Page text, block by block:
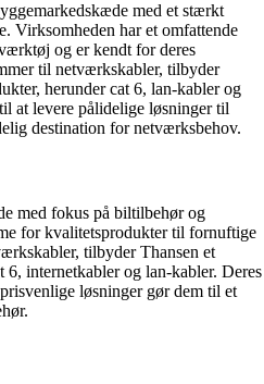
med et stærkt
Virksomheden har et omfattende
og er kendt for deres
til netværkskabler, tilbyder
herunder cat 6, lan-kabler og
at levere pålidelige løsninger til
destination for netværksbehov.
med fokus på biltilbehør og
for kvalitetsprodukter til fornuftige
tilbyder Thansen et
6, internetkabler og lan-kabler. Deres
løsninger gør dem til et